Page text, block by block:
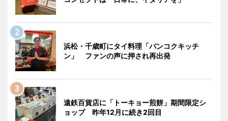
浜松・千歳町にタイ料理「バンコクキッチ
ン」 ファンの声に押され再出発
遠鉄百貨店に「トーキョー煎餅」期間限定シ
ョップ 昨年12月に続き2回目